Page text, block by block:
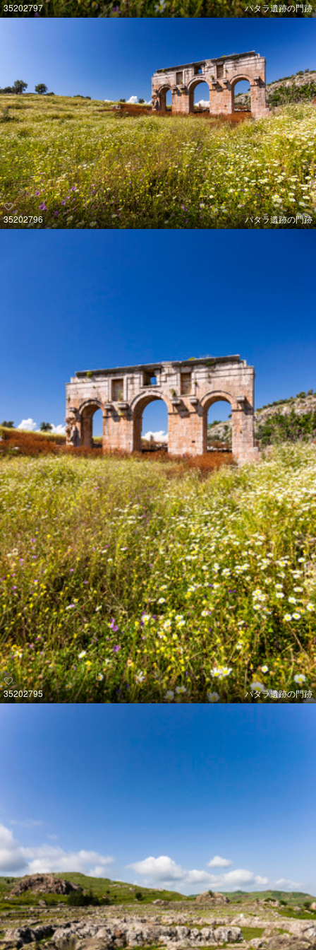
35202797 パタラ遺跡の門跡
35202796 パタラ遺跡の門跡
35202795 パタラ遺跡の門跡